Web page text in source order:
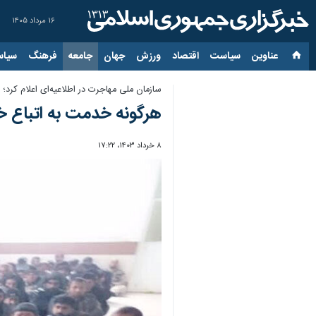
۱۶ مرداد ۱۴۰۵
عناوین‌ سیاست اقتصاد ورزش جهان جامعه فرهنگ
سازمان ملی مهاجرت در اطلاعیه‌ای اعلام کرد؛
هرگونه خدمت به
۸ خرداد ۱۴۰۳، ۱۷:۲۲